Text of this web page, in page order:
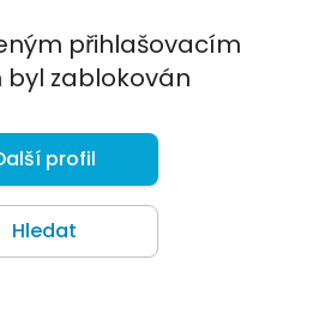
přihlašovacím
zablokován
profil
Hledat